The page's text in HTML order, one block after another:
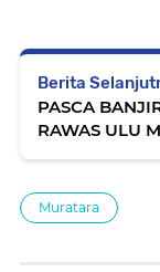
Berita
PASCA
RAWAS ULU
Muratara